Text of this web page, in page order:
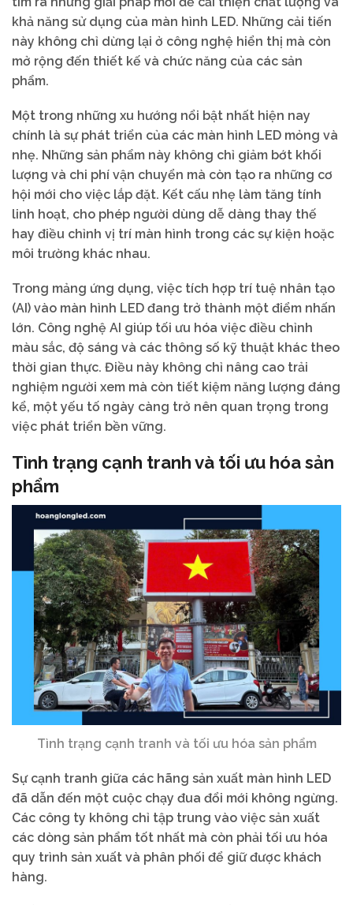
khả năng sử dụng của màn hình LED. Những cải tiến
này không chỉ dừng lại ở công nghệ hiển thị mà còn
mở rộng đến thiết kế và chức năng của các sản
phẩm.
Một trong những xu hướng nổi bật nhất hiện nay
chính là sự phát triển của các màn hình LED mỏng và
nhẹ. Những sản phẩm này không chỉ giảm bớt khối
lượng và chi phí vận chuyển mà còn tạo ra những cơ
hội mới cho việc lắp đặt. Kết cấu nhẹ làm tăng tính
linh hoạt, cho phép người dùng dễ dàng thay thế
hay điều chỉnh vị trí màn hình trong các sự kiện hoặc
môi trường khác nhau.
Trong mảng ứng dụng, việc tích hợp trí tuệ nhân tạo
(AI) vào màn hình LED đang trở thành một điểm nhấn
lớn. Công nghệ AI giúp tối ưu hóa việc điều chỉnh
màu sắc, độ sáng và các thông số kỹ thuật khác theo
thời gian thực. Điều này không chỉ nâng cao trải
nghiệm người xem mà còn tiết kiệm năng lượng đáng
kể, một yếu tố ngày càng trở nên quan trọng trong
việc phát triển bền vững.
Tình trạng cạnh tranh và tối ưu hóa sản
phẩm
Tình trạng cạnh tranh và tối ưu hóa sản phẩm
Sự cạnh tranh giữa các hãng sản xuất màn hình LED
đã dẫn đến một cuộc chạy đua đổi mới không ngừng.
Các công ty không chỉ tập trung vào việc sản xuất
các dòng sản phẩm tốt nhất mà còn phải tối ưu hóa
quy trình sản xuất và phân phối để giữ được khách
hàng.